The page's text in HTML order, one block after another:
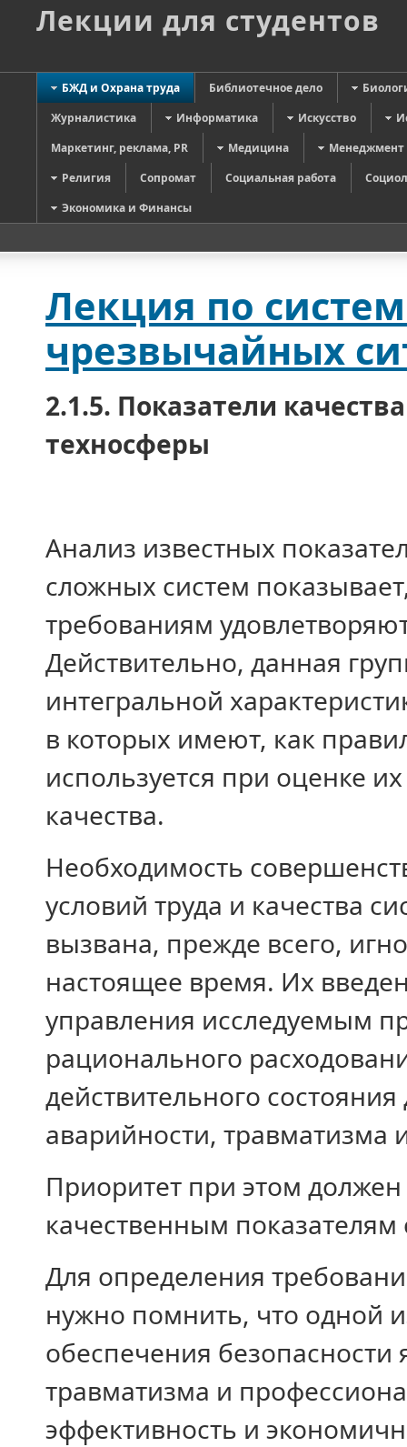
Лекции для студентов
БЖД и Охрана труда Библиотечное дело
Журналистика
Информатика Искусство
Маркетинг, реклама, PR
Медицина
Менеджмент
Религия
Сопромат Социальная работа
Экономика и Финансы
Лекция по
чрезвычайных
2.1.5. Показатели
техносферы
Анализ известных
сложных систем
требованиям
Действительно, данная
интегральной
в которых имеют, как
используется при оценке
качества.
Необходимость
условий труда и качества
вызвана, прежде всего,
настоящее время. Их
управления исследуемым
рационального
действительного
аварийности,
Приоритет при этом
качественным
Для определения
нужно помнить, что одной
обеспечения
травматизма и
эффективность и